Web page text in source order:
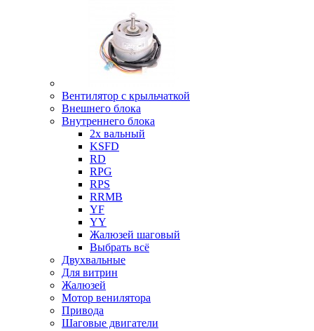
Вентилятор с крыльчаткой
Внешнего блока
Внутреннего блока
2х вальный
KSFD
RD
RPG
RPS
RRMB
YF
YY
Жалюзей шаговый
Выбрать всё
Двухвальные
Для витрин
Жалюзей
Мотор венилятора
Привода
Шаговые двигатели